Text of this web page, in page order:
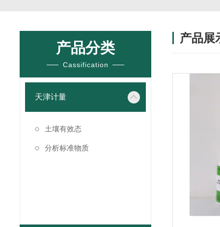
产品分类
Cassification
天津计量
土壤有效态
分析标准物质
产品展